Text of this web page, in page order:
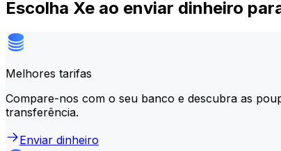
Escolha Xe ao enviar dinheiro
Melhores tarifas
Compare-nos com o seu banco e descubra as
transferência.
Enviar dinheiro